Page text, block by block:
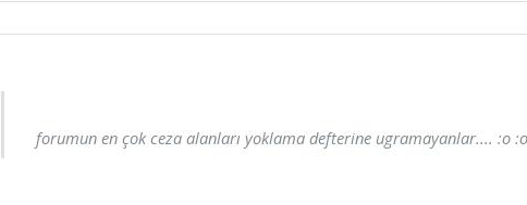
forumun en çok ceza alanları yoklama defterine ugramayanlar.... :o